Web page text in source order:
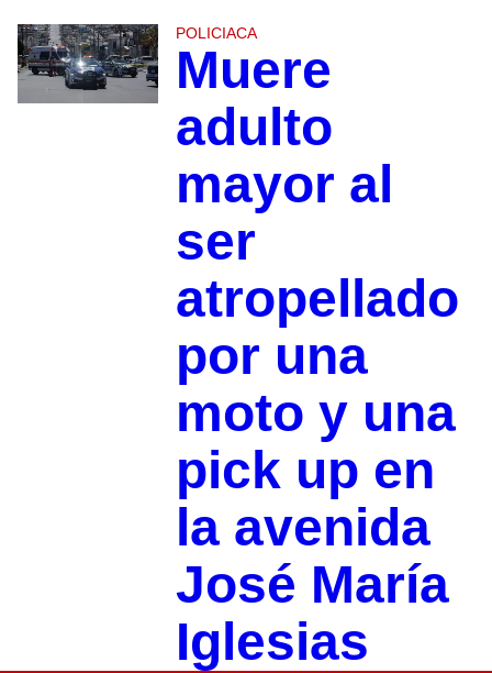
POLICIACA
Muere
adulto
mayor al
ser
atropellado
por una
moto y una
pick up en
la avenida
José María
Iglesias